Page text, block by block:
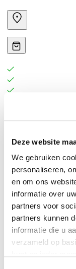
Deze website
We gebruiken
personaliseren,
en om ons
informatie over
partners voor
partners kunnen
informatie die u
verzameld op
Our workbooks
or her full
by-step manner
in turn without
Workbooks,
and are
creating the
workbooks